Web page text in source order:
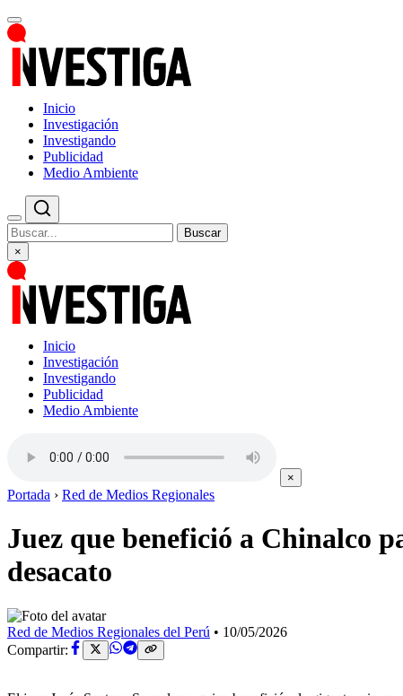
Inicio
Investigación
Investigando
Publicidad
Medio Ambiente
Buscar
×
Inicio
Investigación
Investigando
Publicidad
Medio Ambiente
×
Portada › Red de Medios Regionales
Juez que benefició a Chinalco
desacato
Red de Medios Regionales del Perú • 10/05/2026
Compartir: